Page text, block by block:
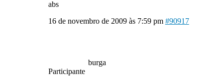
abs
16 de novembro de 2009 às 7:59 pm #90917
burga
Participante